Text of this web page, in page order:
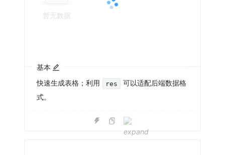
暂无数据
基本
快速生成表格；利用
res
可以适配后端数据格
式。